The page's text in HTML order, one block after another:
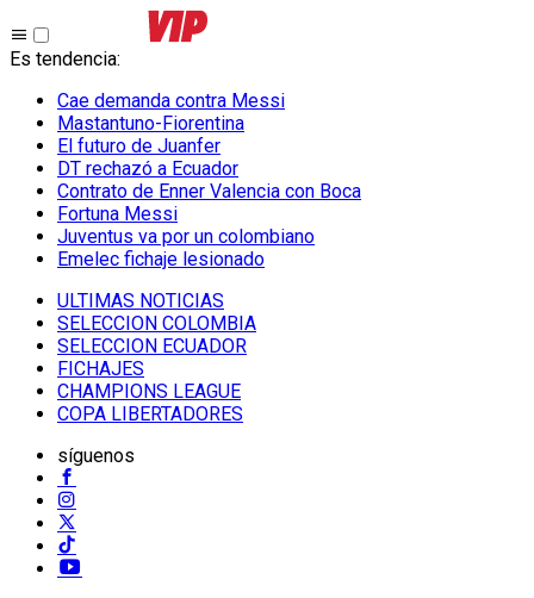
Es tendencia:
Cae demanda contra Messi
Mastantuno-Fiorentina
El futuro de Juanfer
DT rechazó a Ecuador
Contrato de Enner Valencia con Boca
Fortuna Messi
Juventus va por un colombiano
Emelec fichaje lesionado
ULTIMAS NOTICIAS
SELECCION COLOMBIA
SELECCION ECUADOR
FICHAJES
CHAMPIONS LEAGUE
COPA LIBERTADORES
síguenos